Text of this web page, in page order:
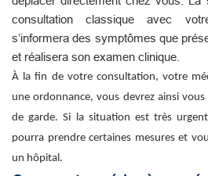
consultation classique avec
s’informera des symptômes que
et réalisera son examen clinique.
À la fin de votre consultation, votre
une ordonnance, vous devrez ainsi
de garde. Si la situation est très
pourra prendre certaines mesures et
un hôpital.